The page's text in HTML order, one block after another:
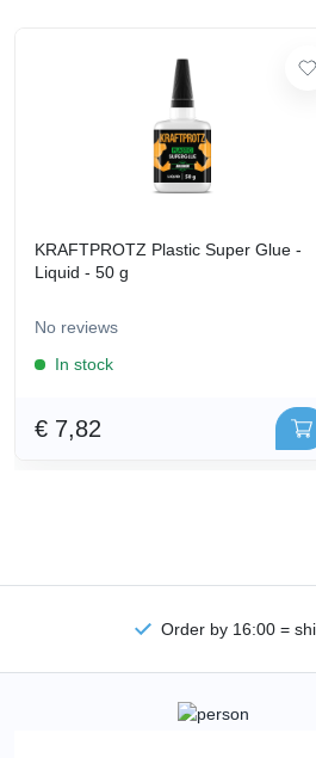
KRAFTPROTZ Plastic Super Glue -
Liquid - 50 g
No reviews
In stock
€ 7,82
Order by 16:00 =